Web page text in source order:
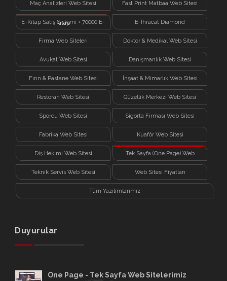
Maç Analizleri Web Sitesi Fast Print Matbaa Web Sitesi
E-Kitap Satış Sistemi + 70000 E-
Kitap
E-İhracat Diamond
Firma Web Siteleri Doktor & Medikal Web Sitesi
Avukat Web Sitesi Danışmanlık Web Sitesi
Fırın & Pastane Web Sitesi İnşaat & Mimarlık Web Sitesi
Restoran Web Sitesi Güzellik Merkezi Web Sitesi
Sporcu Web Sitesi Sigorta Firması Web Sitesi
Fabrika Web Sitesi Kuaför Web Sitesi
Diş Hekimi Web Sitesi Tek Sayfa (One Page) Web
Sitesi
Teknik Servis Web Sitesi Web Sitesi Fiyatları
Tüm Yazılımlarımız
Duyurular
One Page - Tek Sayfa Web Sitelerimiz